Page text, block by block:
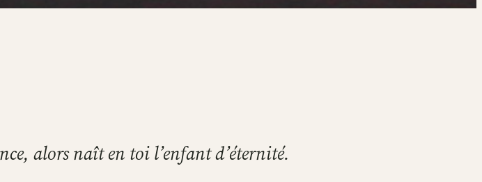
alors naît en toi l’enfant d’éternité.